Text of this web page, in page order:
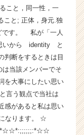
と，同一性，一
と; 正体，身元.独
です。 私が「一人
いから identity と
断をするときは目
は当該メンバーでそ
大事にしたい思い
言う観点で当社は
感があると私は思い
なります。 ☆